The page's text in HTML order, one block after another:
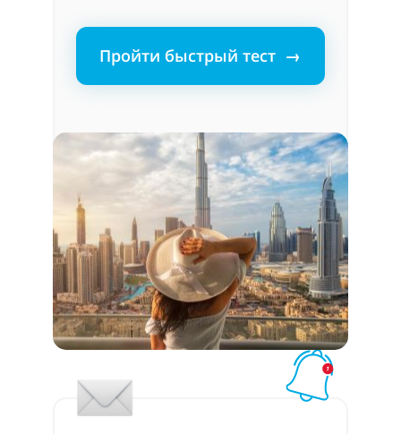
Пройти быстрый тест →